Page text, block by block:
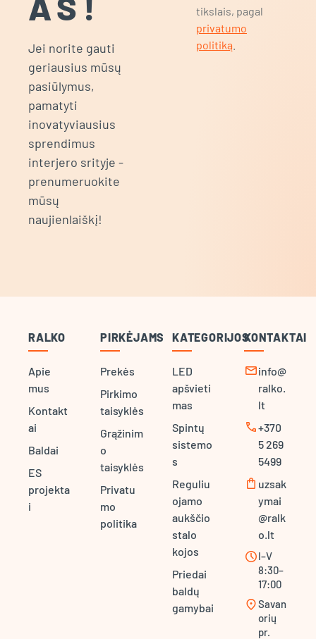
Jei norite gauti
geriausius mūsų
pasiūlymus,
pamatyti
inovatyviausius
sprendimus
interjero srityje -
prenumeruokite
mūsų
naujienlaiškį!
tikslais, pagal
privatumo
politiką
RALKO
Apie
mus
Kontakt
ai
Baldai
ES
projekta
i
PIRKĖJAMS
Prekės
Pirkimo
taisyklės
Grąžinim
o
taisyklės
Privatu
mo
politika
KATEGORIJOS
LED
apšvieti
mas
Spintų
sistemo
s
Reguliu
ojamo
aukščio
stalo
kojos
Priedai
baldų
gamybai
KONTAKTAI
mailinfo@
ralko.
lt
call+370
5 269
5499
shopping_bag uzsak
ymai
@ralk
o.lt
scheduleI–V
8:30–
17:00
location_onSavan
orių
pr.